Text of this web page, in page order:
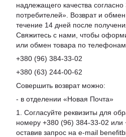
надлежащего качества
потребителей». Возврат и
течение 14 дней после
Свяжитесь с нами, чтобы
или обмен товара по
+380 (96) 384-33-02
+380 (63) 244-00-62
Совершить возврат можно:
- в отделении «Новая Почта»
1. Согласуйте реквизиты для
номеру +380 (96) 384-33-02 или
оставив запрос на e-mail